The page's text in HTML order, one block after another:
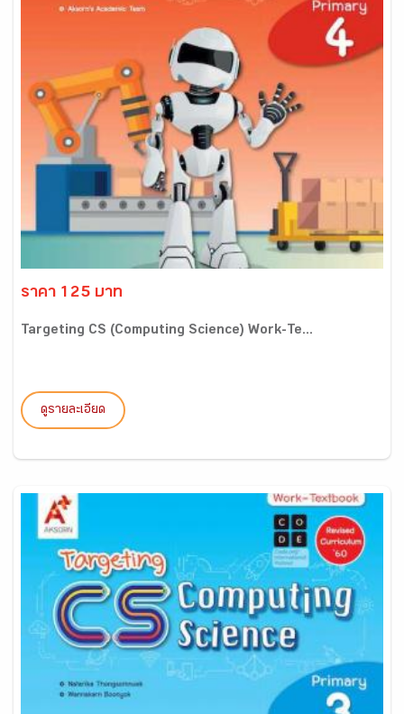
ราคา 125 บาท
Targeting CS (Computing Science) Work-Te...
ดูรายละเอียด